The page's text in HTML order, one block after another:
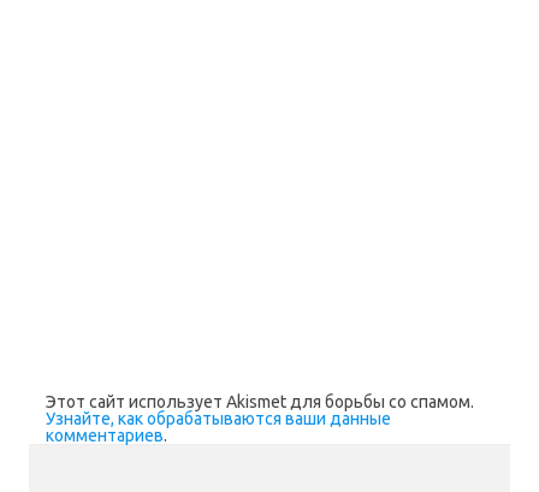
Этот сайт использует Akismet для борьбы со спамом.
Узнайте, как обрабатываются ваши данные
комментариев.